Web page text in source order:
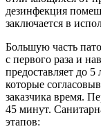
дезинфекция
заключается в
Большую часть
с первого раза и
предоставляет до
которые
заказчика время.
45 минут.
этапов: